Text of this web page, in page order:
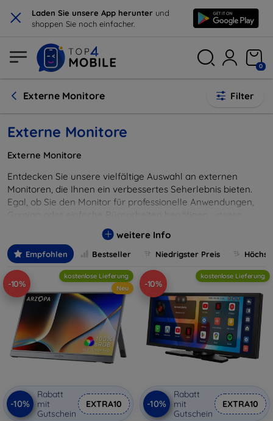
× Laden Sie unsere App herunter und
shoppen Sie noch einfacher.
0
Externe Monitore Filter
Externe Monitore
Externe Monitore
Entdecken Sie unsere vielfältige Auswahl an externen
Monitoren, die Ihnen ein verbessertes Seherlebnis bieten.
Egal, ob Sie den Monitor für professionelle Anwendungen,
Gaming oder einfache Büroarbeiten benötigen, unsere
externen Monitore liefern gestochen scharfe Bilder und
lebendige Farben. Mit einer Vielzahl an Größen,
Auflösungen und Technologien sind diese Monitore sowohl
für das Heim- als auch Büroumfeld geeignet. Verstärken Sie
Ihre Produktivität und Ihr Unterhaltungserlebnis mit den
neuesten Funktionen wie Flicker-Free-Technologie,
ergonomischem Design und hoher Farbtreue. Finden Sie
den passenden Monitor, der Ihren Ansprüchen gerecht wird,
und verwandeln Sie Ihren Arbeitsplatz in eine High-Tech-
Umgebung.
weitere Info
Empfohlen Bestseller Niedrigster Preis
-10%
kostenlose Lieferung
Neu
-10%
Rabatt
mit
Gutschein
EXTRA10
-10%
kostenlose Lieferung
-10%
Rabatt
mit
Gutschein
EXTRA10